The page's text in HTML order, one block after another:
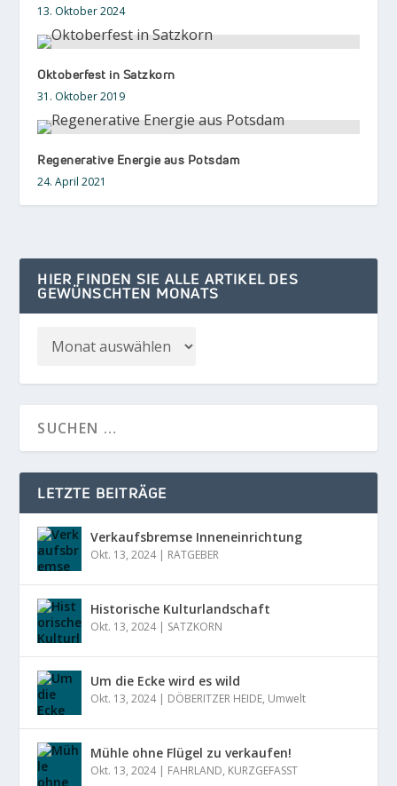
13. Oktober 2024
Oktoberfest in Satzkorn
31. Oktober 2019
Regenerative Energie aus Potsdam
24. April 2021
HIER FINDEN SIE ALLE ARTIKEL DES
GEWÜNSCHTEN MONATS
LETZTE BEITRÄGE
Verkaufsbremse Inneneinrichtung
Okt. 13, 2024| RATGEBER
Historische Kulturlandschaft
Okt. 13, 2024| SATZKORN
Um die Ecke wird es wild
Okt. 13, 2024| DÖBERITZER HEIDE, Umwelt
Mühle ohne Flügel zu verkaufen!
Okt. 13, 2024| FAHRLAND, KURZGEFASST